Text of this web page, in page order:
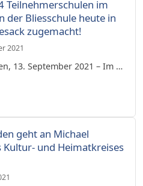
Teilnehmerschulen im
der Bliesschule heute in
zugemacht!
2021
13. September 2021 – Im …
geht an Michael
Kultur- und Heimatkreises